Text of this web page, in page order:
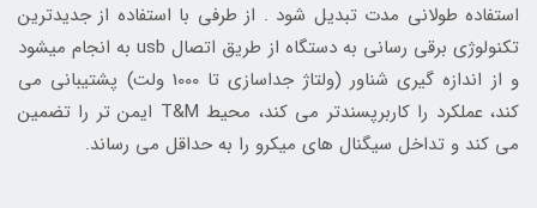
استفاده طولانی مدت تبدیل شود . از طرفی با استفاده از جدیدترین
تکنولوژی برقی رسانی به دستگاه از طریق اتصال usb به انجام میشود
و از اندازه گیری شناور (ولتاژ جداسازی تا 1000 ولت) پشتیبانی می
کند، عملکرد را کاربرپسندتر می کند، محیط T&M ایمن تر را تضمین
می کند و تداخل سیگنال های میکرو را به حداقل می رساند.